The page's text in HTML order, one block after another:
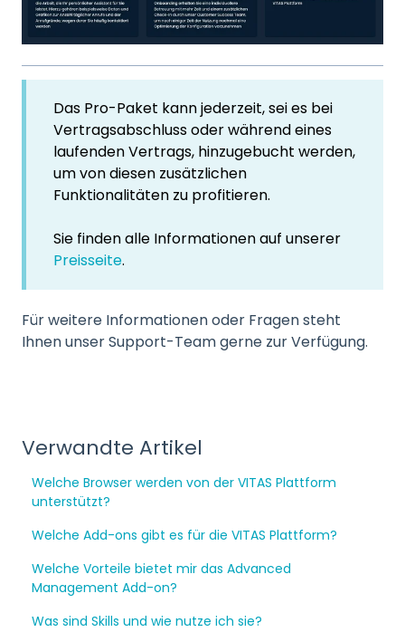
Das Pro-Paket kann jederzeit, sei es bei
Vertragsabschluss oder während eines
laufenden Vertrags, hinzugebucht werden,
um von diesen zusätzlichen
Funktionalitäten zu profitieren.
Sie finden alle Informationen auf unserer
Preisseite.
Für weitere Informationen oder Fragen steht
Ihnen unser Support-Team gerne zur Verfügung.
Verwandte Artikel
Welche Browser werden von der VITAS Plattform
unterstützt?
Welche Add-ons gibt es für die VITAS Plattform?
Welche Vorteile bietet mir das Advanced
Management Add-on?
Was sind Skills und wie nutze ich sie?